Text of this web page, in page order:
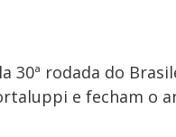
30ª rodada do
e fecham o